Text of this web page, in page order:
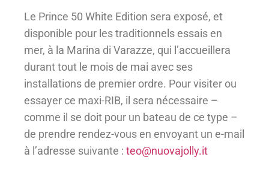
Le Prince 50 White Edition sera exposé, et
disponible pour les traditionnels essais en
mer, à la Marina di Varazze, qui l’accueillera
durant tout le mois de mai avec ses
installations de premier ordre. Pour visiter ou
essayer ce maxi-RIB, il sera nécessaire –
comme il se doit pour un bateau de ce type –
de prendre rendez-vous en envoyant un e-mail
à l’adresse suivante : teo@nuovajolly.it